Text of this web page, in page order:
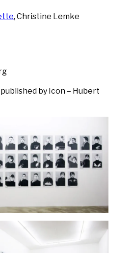
, Chris­ti­ne Lem­ke
published by Icon – Hubert